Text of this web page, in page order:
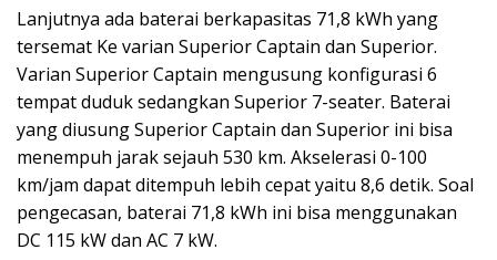
Lanjutnya ada baterai berkapasitas 71,8 kWh yang
tersemat Ke varian Superior Captain dan Superior.
Varian Superior Captain mengusung konfigurasi 6
tempat duduk sedangkan Superior 7-seater. Baterai
yang diusung Superior Captain dan Superior ini bisa
menempuh jarak sejauh 530 km. Akselerasi 0-100
km/jam dapat ditempuh lebih cepat yaitu 8,6 detik. Soal
pengecasan, baterai 71,8 kWh ini bisa menggunakan
DC 115 kW dan AC 7 kW.